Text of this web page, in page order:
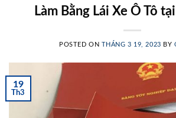
Làm Bằng Lái Xe Ô Tô
POSTED ON THÁNG 3 19, 2023 BY
19
Th3